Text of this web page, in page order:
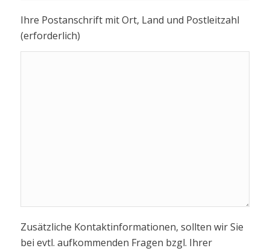
Ihre Postanschrift mit Ort, Land und Postleitzahl
(erforderlich)
Zusätzliche Kontaktinformationen, sollten wir Sie
bei evtl. aufkommenden Fragen bzgl. Ihrer